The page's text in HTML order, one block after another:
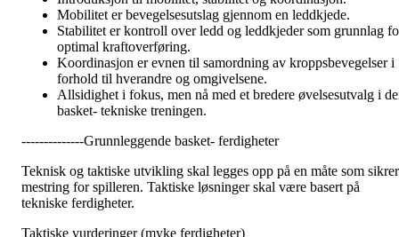
Mobilitet er bevegelsesutslag gjennom en leddkjede.
Stabilitet er kontroll over ledd og leddkjeder som grunnlag
optimal kraftoverføring.
Koordinasjon er evnen til samordning av kroppsbevegelser i
forhold til hverandre og omgivelsene.
Allsidighet i fokus, men nå med et bredere øvelsesutvalg i
basket- tekniske treningen.
--------------Grunnleggende basket- ferdigheter
Teknisk og taktiske utvikling skal legges opp på en måte som sikrer
mestring for spilleren. Taktiske løsninger skal være basert på
tekniske ferdigheter.
Taktiske vurderinger (myke ferdigheter)